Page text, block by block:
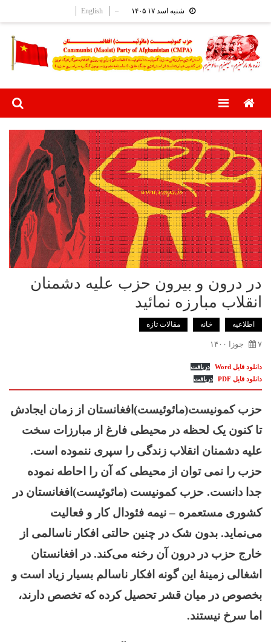
to
content
شنبه اسد ۱۷ ۱۴۰۵ –
English
Menu
در درون و بیرون حزب علیه دشمنان
انقلاب مبارزه نمائید
اطلاعیه خانه ﻣﻘﺎﻻﺕ ﺗﺎﺯﻩ
۷ جوزا ۱۴۰۰
دانلود فایل Word
دریافت
دانلود فایل PDF
دریافت
حزب کمونیست(مائوئیست)افغانستان از زمان ایجادش
تا کنون یک لحظه در محیطی فارغ از مبارزات سخت
علیه دشمنان انقلاب زندگی را سپری ننموده است.
حزب را نمی توان از محیطی که آن را احاطه نموده
جدا دانست. حزب کمونیست (مائوئیست)افغانستان در
کشوری مستعمره – نیمه فئودال کار و فعالیت
می‌نماید. بدون شک در چنین حالتی افکار ناسالمی از
خارج حزب در درون آن رخنه می‌کند. در افغانستان
اشغالی زمینۀ این گونه افکار ناسالم بسیار زیاد است و
بخصوص در میان قشر تحصیل کرده که تخصص دارند،
اما سرخ نیستند.